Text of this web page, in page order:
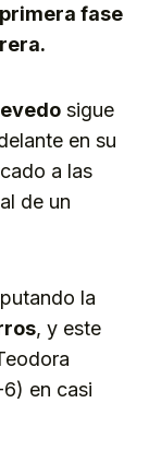
fase
sigue
en su
a las
de un
la
, y este
en casi